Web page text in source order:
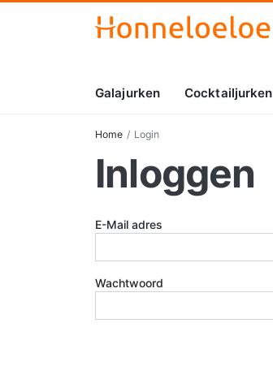
Galajurken Cocktailjurken
Home Login
Inloggen
E-Mail adres
Wachtwoord